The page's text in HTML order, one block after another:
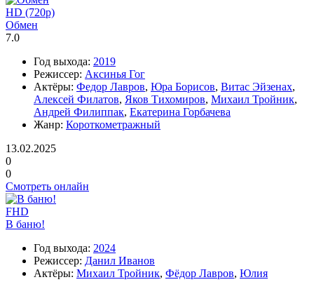
HD (720p)
Обмен
7.0
Год выхода: 2019
Режиссер: Аксинья Гог
Актёры: Федор Лавров, Юра Борисов, Витас Эйзенах,
Алексей Филатов, Яков Тихомиров, Михаил Тройник,
Андрей Филиппак, Екатерина Горбачева
Жанр: Короткометражный
13.02.2025
0
0
Смотреть онлайн
FHD
В баню!
Год выхода: 2024
Режиссер: Данил Иванов
Актёры: Михаил Тройник, Фёдор Лавров, Юлия